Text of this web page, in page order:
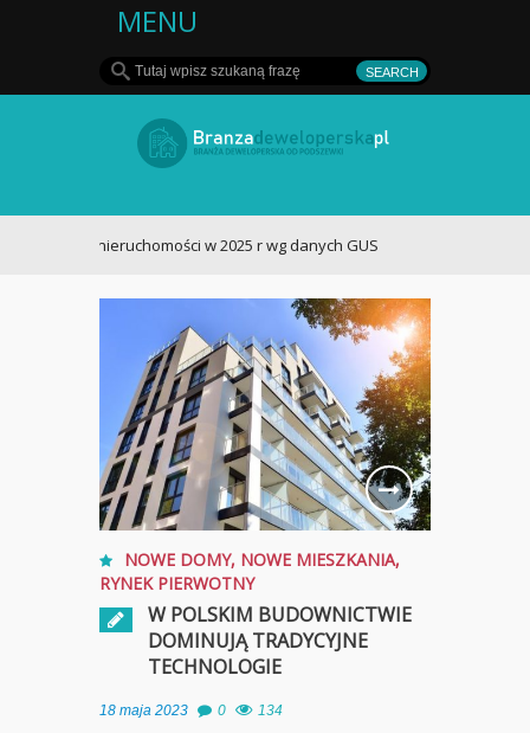
MENU
nieruchomości w
nieruchomości w 2025 r wg danych GUS
NOWE DOMY, NOWE MIESZKANIA,
RYNEK PIERWOTNY
W POLSKIM BUDOWNICTWIE
DOMINUJĄ TRADYCYJNE
TECHNOLOGIE
18 maja 2023 0 134